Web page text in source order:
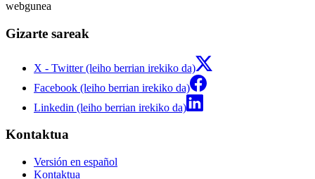
webgunea
Gizarte sareak
X - Twitter (leiho berrian irekiko da)
Facebook (leiho berrian irekiko da)
Linkedin (leiho berrian irekiko da)
Kontaktua
Versión en español
Kontaktua